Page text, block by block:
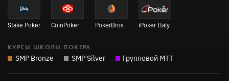
Stake Poker CoinPoker PokerBros iPoker Italy
КУРСЫ ШКОЛЫ ПОКЕРА
SMP Bronze SMP Silver Групповой MTT